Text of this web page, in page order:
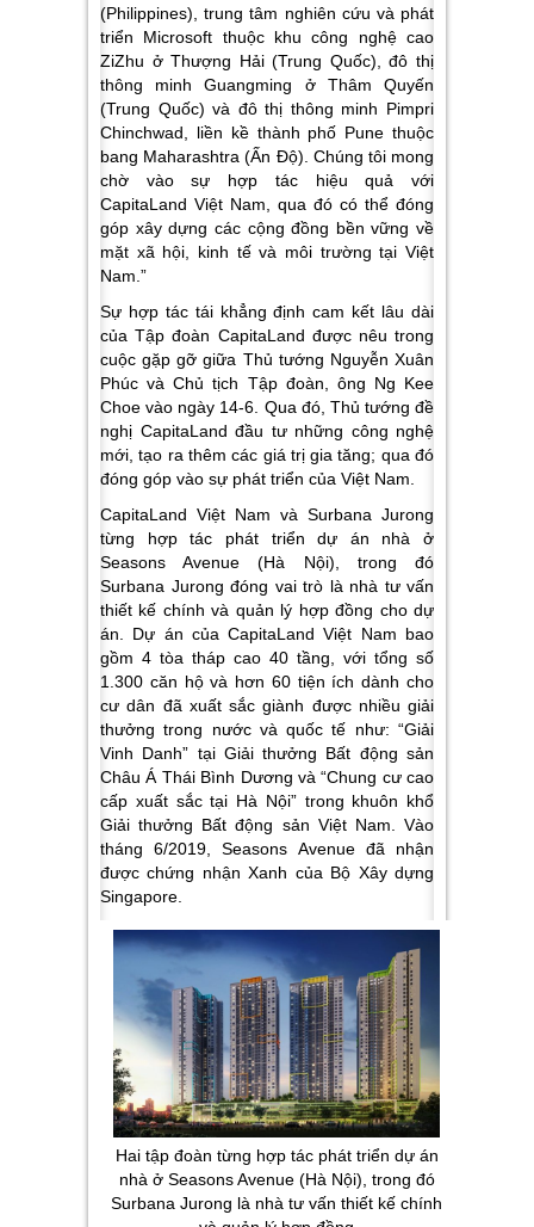
(Philippines), trung tâm nghiên cứu và phát
triển Microsoft thuộc khu công nghệ cao
ZiZhu ở Thượng Hải (Trung Quốc), đô thị
thông minh Guangming ở Thâm Quyến
(Trung Quốc) và đô thị thông minh Pimpri
Chinchwad, liền kề thành phố Pune thuộc
bang Maharashtra (Ấn Độ). Chúng tôi mong
chờ vào sự hợp tác hiệu quả với
CapitaLand Việt Nam, qua đó có thể đóng
góp xây dựng các cộng đồng bền vững về
mặt xã hội, kinh tế và môi trường tại Việt
Nam.”
Sự hợp tác tái khẳng định cam kết lâu dài
của Tập đoàn CapitaLand được nêu trong
cuộc gặp gỡ giữa Thủ tướng Nguyễn Xuân
Phúc và Chủ tịch Tập đoàn, ông Ng Kee
Choe vào ngày 14-6. Qua đó, Thủ tướng đề
nghị CapitaLand đầu tư những công nghệ
mới, tạo ra thêm các giá trị gia tăng; qua đó
đóng góp vào sự phát triển của Việt Nam.
CapitaLand Việt Nam và Surbana Jurong
từng hợp tác phát triển dự án nhà ở
Seasons Avenue (Hà Nội), trong đó
Surbana Jurong đóng vai trò là nhà tư vấn
thiết kế chính và quản lý hợp đồng cho dự
án. Dự án của CapitaLand Việt Nam bao
gồm 4 tòa tháp cao 40 tầng, với tổng số
1.300 căn hộ và hơn 60 tiện ích dành cho
cư dân đã xuất sắc giành được nhiều giải
thưởng trong nước và quốc tế như: “Giải
Vinh Danh” tại Giải thưởng Bất động sản
Châu Á Thái Bình Dương và “Chung cư cao
cấp xuất sắc tại Hà Nội” trong khuôn khổ
Giải thưởng Bất động sản Việt Nam. Vào
tháng 6/2019, Seasons Avenue đã nhận
được chứng nhận Xanh của Bộ Xây dựng
Singapore.
Hai tập đoàn từng hợp tác phát triển dự án
nhà ở Seasons Avenue (Hà Nội), trong đó
Surbana Jurong là nhà tư vấn thiết kế chính